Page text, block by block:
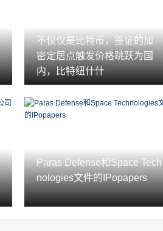
不仅仅是比特币，签证的加
密定居点触发价格跳跃为国
内，比特纽什什
Paras Defense和Space Tech
nologies文件的IPopapers